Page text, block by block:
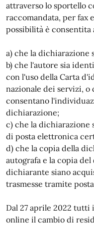
attraverso lo sportello
raccomandata, per fax
possibilità è
a) che la dichiarazione
b) che l'autore sia
con l'uso della Carta
nazionale dei servizi,
consentano
dichiarazione;
c) che la dichiarazione
di posta elettronica
d) che la copia della
autografa e la copia
dichiarante siano
trasmesse tramite
Dal 27 aprile 2022
online il cambio di